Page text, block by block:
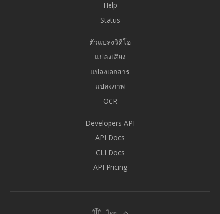
Help
Status
ตัวแปลงวิดีโอ
แปลงเสียง
แปลงเอกสาร
แปลงภาพ
OCR
Developers API
API Docs
CLI Docs
API Pricing